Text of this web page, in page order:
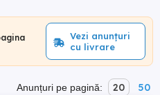
Vezi anunțuri
cu livrare
Anunțuri pe pagină: 20 50